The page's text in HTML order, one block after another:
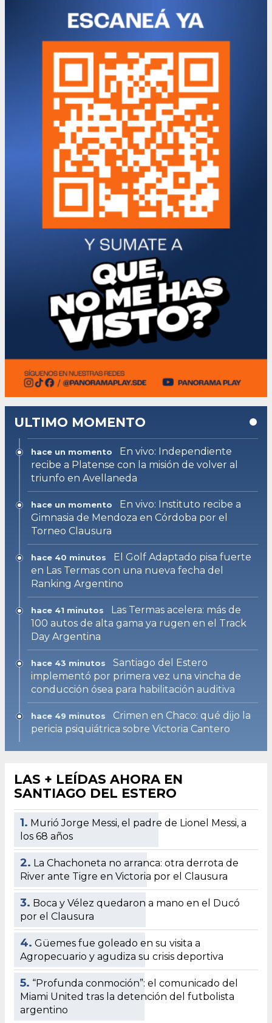
ULTIMO MOMENTO
hace un momento
En vivo: Independiente
recibe a Platense con la misión de volver al
triunfo en Avellaneda
hace un momento
En vivo: Instituto recibe a
Gimnasia de Mendoza en Córdoba por el
Torneo Clausura
hace 40 minutos
El Golf Adaptado pisa fuerte
en Las Termas con una nueva fecha del
Ranking Argentino
hace 41 minutos
Las Termas acelera: más de
100 autos de alta gama ya rugen en el Track
Day Argentina
hace 43 minutos
Santiago del Estero
implementó por primera vez una vincha de
conducción ósea para habilitación auditiva
hace 49 minutos
Crimen en Chaco: qué dijo la
pericia psiquiátrica sobre Victoria Cantero
LAS + LEÍDAS AHORA EN
SANTIAGO DEL ESTERO
1. Murió Jorge Messi, el padre de Lionel Messi, a
los 68 años
2. La Chachoneta no arranca: otra derrota de
River ante Tigre en Victoria por el Clausura
3. Boca y Vélez quedaron a mano en el Ducó
por el Clausura
4. Güemes fue goleado en su visita a
Agropecuario y agudiza su crisis deportiva
5. “Profunda conmoción”: el comunicado del
Miami United tras la detención del futbolista
argentino